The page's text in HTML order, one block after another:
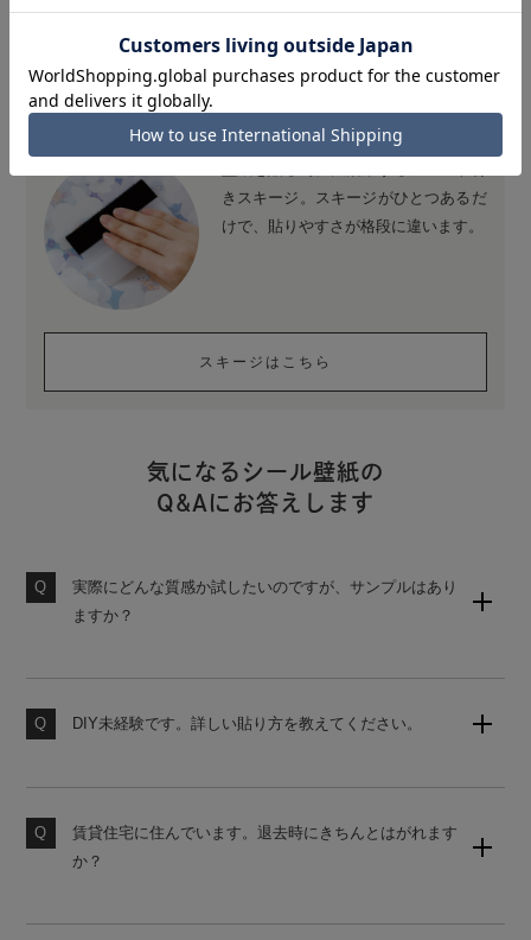
ひとつは持っておきたい便利な道具
きスキージ。スキージがひとつあるだ
けで、貼りやすさが格段に違います。
スキージはこちら
気になるシール壁紙の
Q&Aにお答えします
実際にどんな質感か試したいのですが、サンプルはあり
ますか？
ください。
DIY未経験です。詳しい貼り方を教えてください。
壁紙の貼り方はこちら
賃貸住宅に住んでいます。退去時にきちんとはがれます
か？